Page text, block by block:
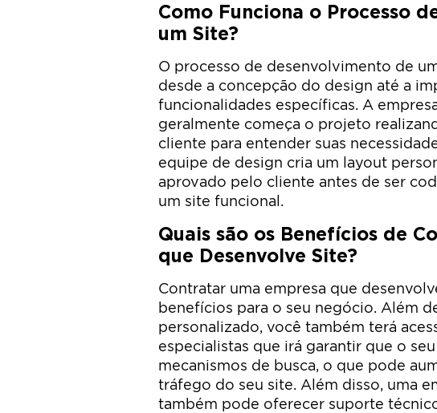
Como Funciona o Processo
um Site?
O processo de desenvolvimento de
desde a concepção do design até a
funcionalidades específicas. A
geralmente começa o projeto
cliente para entender suas
equipe de design cria um layout
aprovado pelo cliente antes de ser
um site funcional.
Quais são os Benefícios de
que Desenvolve Site?
Contratar uma empresa que
benefícios para o seu negócio. Além
personalizado, você também terá
especialistas que irá garantir que o
mecanismos de busca, o que pode
tráfego do seu site. Além disso, uma
também pode oferecer suporte